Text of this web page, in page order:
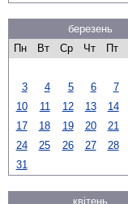
березень
Пн
Вт Ср Чт Пт
3
4 5 6 7
10
11 12 13 14
17
18 19 20 21
24
25 26 27 28
31
квітень